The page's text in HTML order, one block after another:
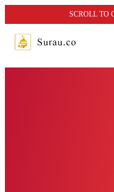
SCROLL TO